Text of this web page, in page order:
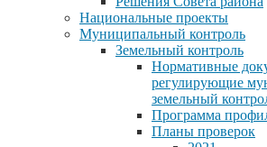
Национальные проекты
Муниципальный контроль
Земельный контроль
Нормативные
регулирующие
земельный
Программа
Планы проверок